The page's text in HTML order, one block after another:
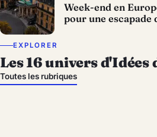
Week-end en
pour une escapade
EXPLORER
Les 16 univers d'Idées
Toutes les rubriques
Idées Noël & Nouvel
An
Cinéma